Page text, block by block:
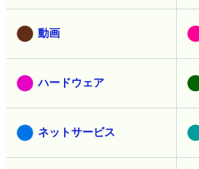
動画
ハードウェア
ネットサービス